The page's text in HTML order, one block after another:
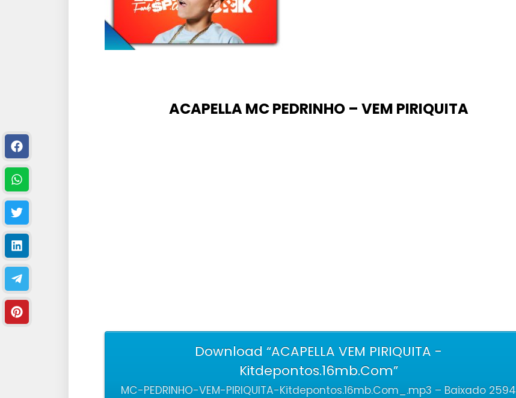
ACAPELLA MC PEDRINHO – VEM PIRIQUITA
Download “ACAPELLA VEM PIRIQUITA -
Kitdepontos.16mb.Com”
MC-PEDRINHO-VEM-PIRIQUITA-Kitdepontos.16mb.Com_.mp3 – Baixado 2594